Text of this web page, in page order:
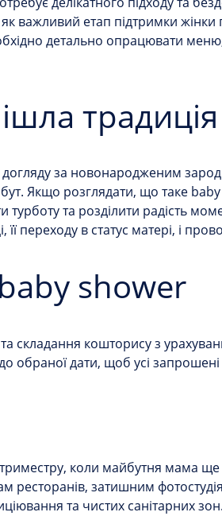
як важливий етап підтримки
детально опрацювати
традиція
за новонародженим
Якщо розглядати, що таке
та розділити радість
в статус матері, і
shower
складання кошторису з
обраної дати, щоб усі
коли майбутня мама
ресторанів, затишним
та чистих санітарних зон.